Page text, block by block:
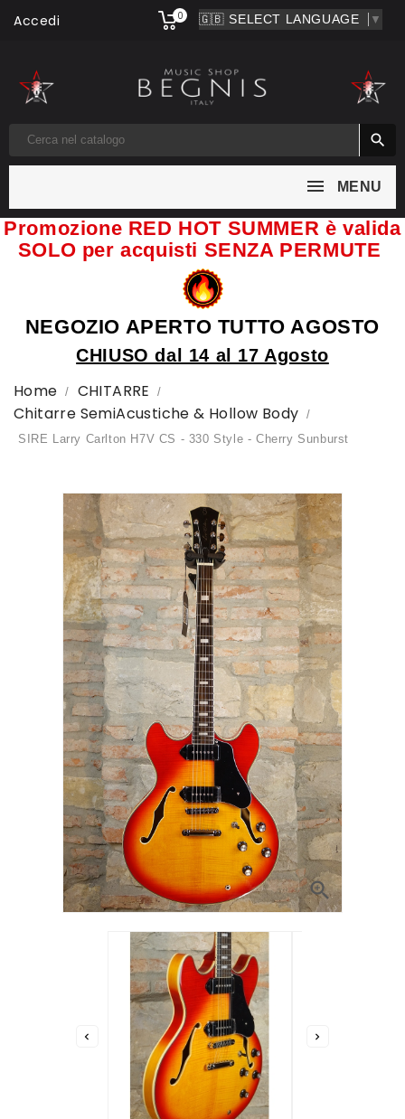
▼
Accedi 0

MENU
Promozione RED HOT SUMMER è valida
SOLO per acquisti SENZA PERMUTE
NEGOZIO APERTO TUTTO AGOSTO
CHIUSO dal 14 al 17 Agosto
Home
CHITARRE
Chitarre SemiAcustiche & Hollow Body
SIRE Larry Carlton H7V CS - 330 Style - Cherry Sunburst

 